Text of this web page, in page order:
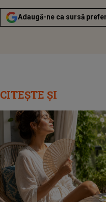
Adaugă-ne ca sursă
CITEȘTE ȘI